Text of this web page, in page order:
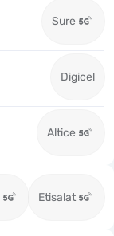
Sure
Digicel
Altice
Etisalat